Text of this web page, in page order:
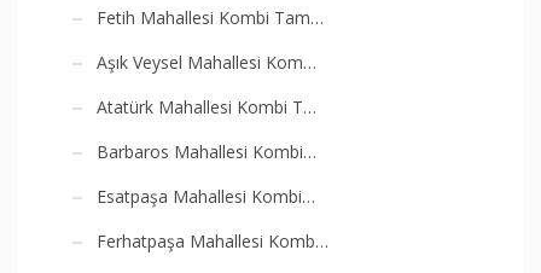
Fetih Mahallesi Kombi Tam…
Aşık Veysel Mahallesi Kom…
Atatürk Mahallesi Kombi T…
Barbaros Mahallesi Kombi…
Esatpaşa Mahallesi Kombi…
Ferhatpaşa Mahallesi Komb…